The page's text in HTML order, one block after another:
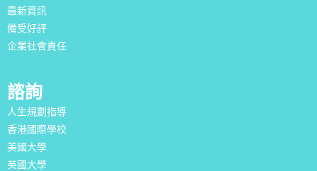
最新資訊
備受好評
企業社會責任
諮詢
人生規劃指導
香港國際學校
美國大學
英國大學